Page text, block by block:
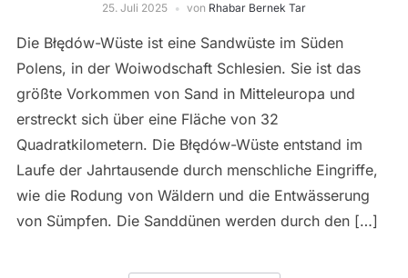
25. Juli 2025 von Rhabar Bernek Tar
Die Błędów-Wüste ist eine Sandwüste im Süden
Polens, in der Woiwodschaft Schlesien. Sie ist das
größte Vorkommen von Sand in Mitteleuropa und
erstreckt sich über eine Fläche von 32
Quadratkilometern. Die Błędów-Wüste entstand im
Laufe der Jahrtausende durch menschliche Eingriffe,
wie die Rodung von Wäldern und die Entwässerung
von Sümpfen. Die Sanddünen werden durch den […]